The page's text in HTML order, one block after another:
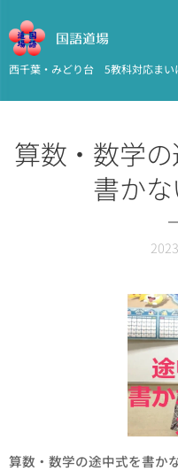
国語道場
西千葉・みどり台 5教科対応まい
算数・数学
書か
算数・数学の途中式を書か